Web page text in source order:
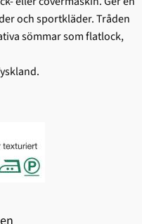
och sportkläder. Tråden
sömmar som flatlock,